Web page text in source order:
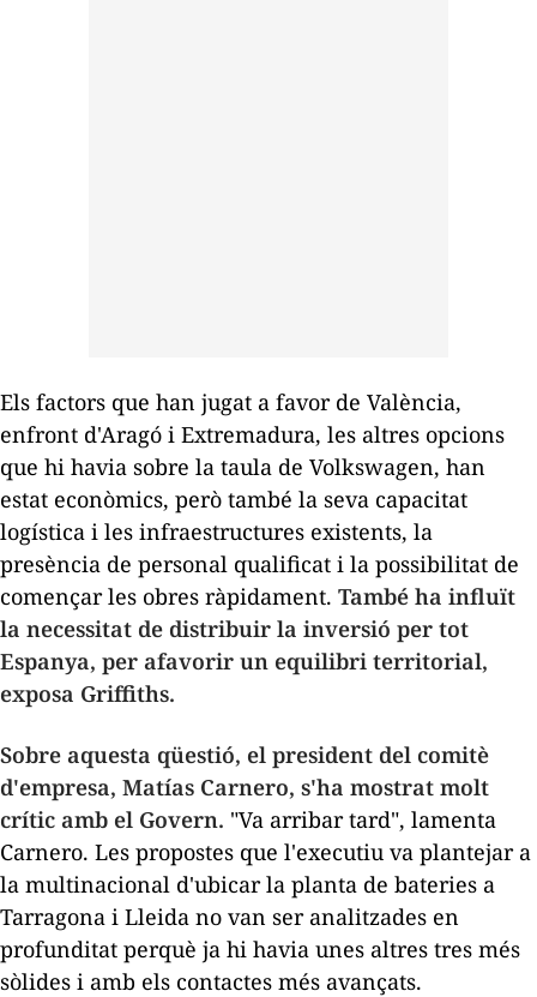
Els factors que han jugat a favor de València,
enfront d'Aragó i Extremadura, les altres opcions
que hi havia sobre la taula de Volkswagen, han
estat econòmics, però també la seva capacitat
logística i les infraestructures existents, la
presència de personal qualificat i la possibilitat de
començar les obres ràpidament. També ha influït
la necessitat de distribuir la inversió per tot
Espanya, per afavorir un equilibri territorial,
exposa Griffiths.
Sobre aquesta qüestió, el president del comitè
d'empresa, Matías Carnero, s'ha mostrat molt
crític amb el Govern. "Va arribar tard", lamenta
Carnero. Les propostes que l'executiu va plantejar a
la multinacional d'ubicar la planta de bateries a
Tarragona i Lleida no van ser analitzades en
profunditat perquè ja hi havia unes altres tres més
sòlides i amb els contactes més avançats.